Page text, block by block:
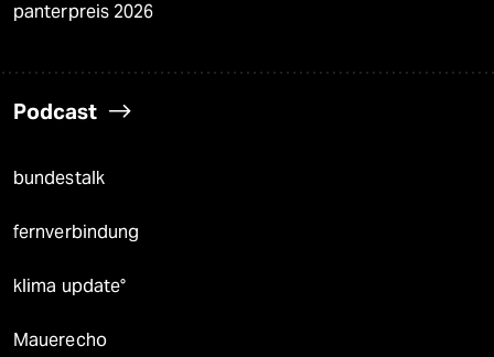
panterpreis 2026
Podcast
bundestalk
fernverbindung
klima update°
Mauerecho